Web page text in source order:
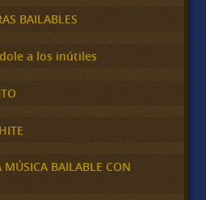
BAILABLES
a los inútiles
MÚSICA BAILABLE CON